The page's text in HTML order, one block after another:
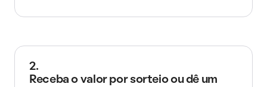
2.
Receba o valor por sorteio ou dê um